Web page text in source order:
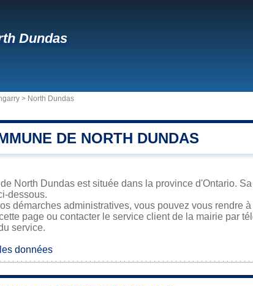
Dundas
> North Dundas
DE NORTH DUNDAS
North Dundas est située dans la province d'Ontario.
dessous.
démarches administratives, vous pouvez vous rendre
page ou contacter le service client de la mairie par
service.
données